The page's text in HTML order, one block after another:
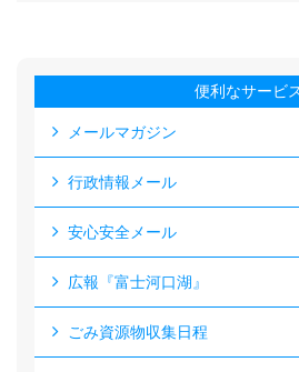
便利なサービ
メールマガジン
行政情報メール
安心安全メール
広報『富士河口湖』
ごみ資源物収集日程